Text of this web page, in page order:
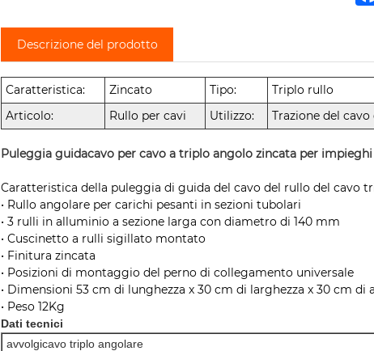
Descrizione del prodotto
Caratteristica: Zincato Tipo:
Triplo rullo
Articolo:
Rullo per cavi Utilizzo: Trazione del
Puleggia guidacavo per cavo a triplo angolo zincata per
Caratteristica della puleggia di guida del cavo del rullo del cavo
• Rullo angolare per carichi pesanti in sezioni tubolari
• 3 rulli in alluminio a sezione larga con diametro di 140 mm
• Cuscinetto a rulli sigillato montato
• Finitura zincata
• Posizioni di montaggio del perno di collegamento universale
• Dimensioni 53 cm di lunghezza x 30 cm di larghezza x 30 cm di
• Peso 12Kg
Dati tecnici
avvolgicavo triplo angolare